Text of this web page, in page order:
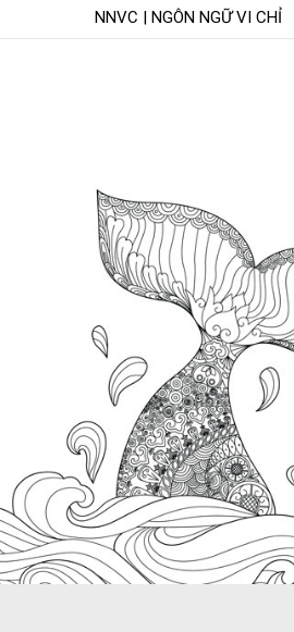
NNVC | NGÔN NGỮ VI CHỈ